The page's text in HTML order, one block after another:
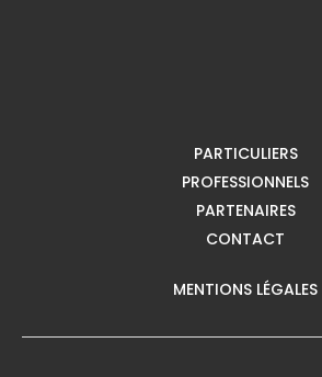
PARTICULIERS
PROFESSIONNELS
PARTENAIRES
CONTACT
MENTIONS LÉGALES